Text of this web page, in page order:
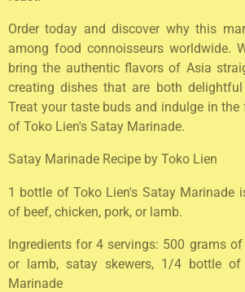
Order today and discover why this
among food connoisseurs worldwide.
bring the authentic flavors of Asia
creating dishes that are both
Treat your taste buds and indulge in the
of Toko Lien's Satay Marinade.
Satay Marinade Recipe by Toko Lien
1 bottle of Toko Lien's Satay Marinade
of beef, chicken, pork, or lamb.
Ingredients for 4 servings: 500 grams of
or lamb, satay skewers, 1/4 bottle of
Marinade